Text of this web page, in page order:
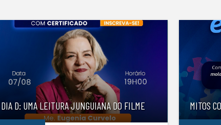
DIA D: UMA LEITURA JUNGUIANA DO FILME MITOS